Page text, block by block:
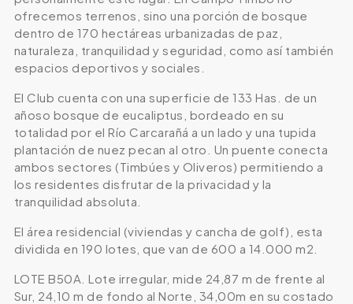
ofrecemos terrenos, sino una porción de bosque
dentro de 170 hectáreas urbanizadas de paz,
naturaleza, tranquilidad y seguridad, como así también
espacios deportivos y sociales.
El Club cuenta con una superficie de 133 Has. de un
añoso bosque de eucaliptus, bordeado en su
totalidad por el Río Carcarañá a un lado y una tupida
plantación de nuez pecan al otro. Un puente conecta
ambos sectores (Timbúes y Oliveros) permitiendo a
los residentes disfrutar de la privacidad y la
tranquilidad absoluta.
El área residencial (viviendas y cancha de golf), esta
dividida en 190 lotes, que van de 600 a 14.000 m2.
LOTE B50A. Lote irregular, mide 24,87 m de frente al
Sur, 24,10 m de fondo al Norte, 34,00m en su costado